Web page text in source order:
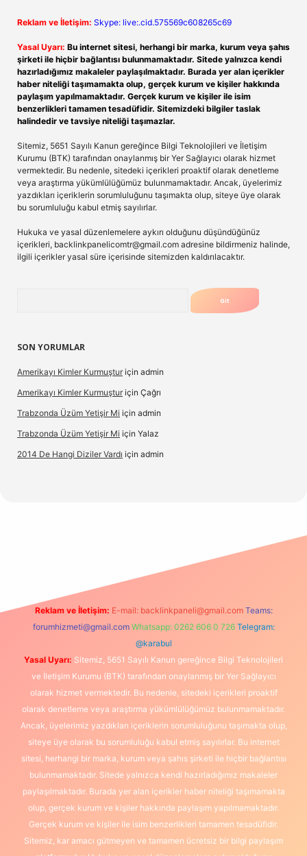
Reklam ve İletişim: Skype: live:.cid.575569c608265c69
Yasal Uyarı: Bu internet sitesi, herhangi bir marka, kurum veya şahıs
şirketi ile hiçbir bağlantısı bulunmamaktadır. Sitede yalnızca kendi
hazırladığımız makaleler paylaşılmaktadır. Burada yer alan içerikler
haber niteliği taşımamakta olup, gerçek kurum ve kişiler hakkında
paylaşım yapılmamaktadır. Gerçek kurum ve kişiler ile isim
benzerlikleri tamamen tesadüfidir. Sitemizdeki bilgiler taslak
halindedir ve tavsiye niteliği taşımazlar.
Sitemiz, 5651 Sayılı Kanun gereğince Bilgi Teknolojileri ve İletişim
Kurumu (BTK) tarafından onaylanmış bir Yer Sağlayıcı olarak hizmet
vermektedir. Bu nedenle, sitedeki içerikleri proaktif olarak denetleme
veya araştırma yükümlülüğümüz bulunmamaktadır. Ancak, üyelerimiz
yazdıkları içeriklerin sorumluluğunu taşımakta olup, siteye üye olarak
bu sorumluluğu kabul etmiş sayılırlar.
Hukuka ve yasal düzenlemelere aykırı olduğunu düşündüğünüz
içerikleri, backlinkpanelicomtr@gmail.com adresine bildirmeniz halinde,
ilgili içerikler yasal süre içerisinde sitemizden kaldırılacaktır.
SON YORUMLAR
Amerikayı Kimler Kurmuştur için admin
Amerikayı Kimler Kurmuştur için Çağrı
Trabzonda Üzüm Yetişir Mi için admin
Trabzonda Üzüm Yetişir Mi için Yalaz
2014 De Hangi Diziler Vardı için admin
Reklam ve İletişim: E-mail: backlinkpaneli@gmail.com Teams:
forumhizmeti@gmail.com Whatsapp: 0262 606 0 726 Telegram:
@karabul
Yasal Uyarı: Sitemiz, 5651 Sayılı Kanun gereğince Bilgi Teknolojileri
ve İletişim Kurumu (BTK) tarafından onaylanmış bir Yer Sağlayıcı
olarak hizmet vermektedir. Bu nedenle, sitedeki içerikleri proaktif
olarak denetleme veya araştırma yükümlülüğümüz bulunmamaktadır.
Ancak, üyelerimiz yazdıkları içeriklerin sorumluluğunu taşımakta olup,
siteye üye olarak bu sorumluluğu kabul etmiş sayılırlar. Bu internet
sitesi, herhangi bir marka, kurum veya şahıs şirketi ile hiçbir bağlantısı
bulunmamaktadır. Sitede yalnızca kendi hazırladığımız makaleler
paylaşılmaktadır. Burada yer alan içerikler haber niteliği taşımamakta
olup, gerçek kurum ve kişiler hakkında paylaşım yapılmamaktadır.
Gerçek kurum ve kişiler ile isim benzerlikleri tamamen tesadüfidir.
Sitemiz, kar amacı gütmeyen ve tamamen ücretsiz bir bilgi paylaşım